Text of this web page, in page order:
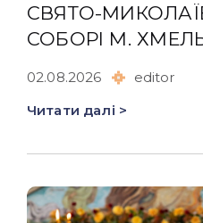
СВЯТО-
СОБОРІ М.
02.08.2026
editor
Читати далі >